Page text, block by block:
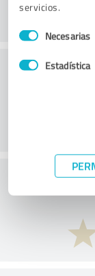
servicios.
Selección
de
Necesarias
Estadística
¿Qué te